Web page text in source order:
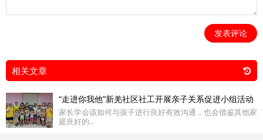
发表评论
相关文章
“走进你我他”新羌社区社工开展亲子关系促进小组活动
家长学会该如何与孩子进行良好有效沟通，也会借鉴其他家
庭良好的..